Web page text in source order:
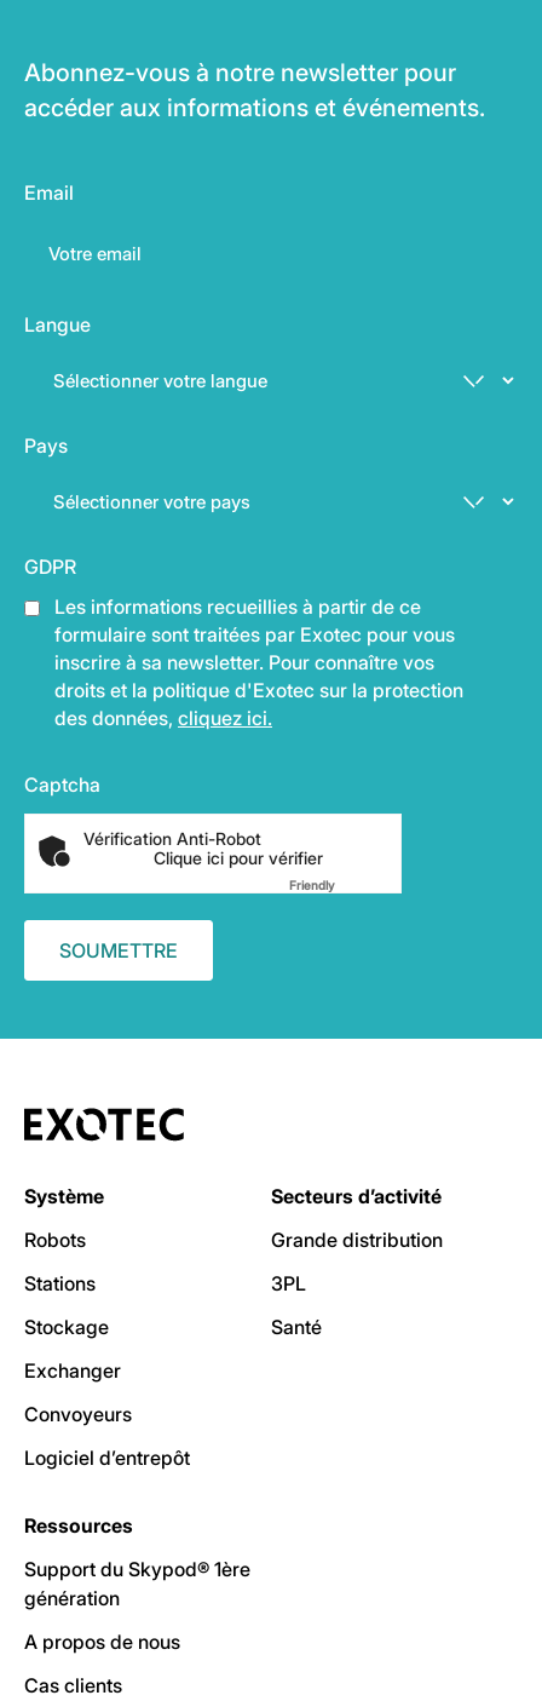
Abonnez-vous à notre newsletter pour
accéder aux informations et événements.
Email
Langue
Pays
GDPR
Les informations recueillies à partir de ce
formulaire sont traitées par Exotec pour vous
inscrire à sa newsletter. Pour connaître vos
droits et la politique d'Exotec sur la protection
des données, cliquez ici.
Captcha
Vérification Anti-Robot
Clique ici pour vérifier
FriendlyCaptcha ⇗
Système
Robots
Stations
Stockage
Exchanger
Convoyeurs
Logiciel d’entrepôt
Secteurs d’activité
Grande distribution
3PL
Santé
Ressources
Support du Skypod® 1ère
génération
A propos de nous
Cas clients